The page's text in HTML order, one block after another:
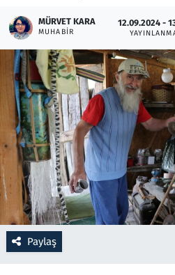
MÜRVET KARA
MUHABIR
12.09.2024 -
Paylaş
Otomobil
Oyun
Ramazan
Resmi İlanlar
Rüya Tabirleri
Sağlık
Savunma Sanayi